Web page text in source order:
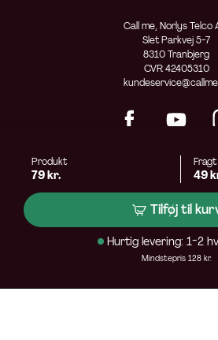
Produkt
79 kr. 49
Tilføj til
Hurtig levering: 1-2
Mindstepris 128 kr.
Call me, Norlys Telco
Slet Parkvej 5-7
8310 Tranbjerg
CVR 42405310